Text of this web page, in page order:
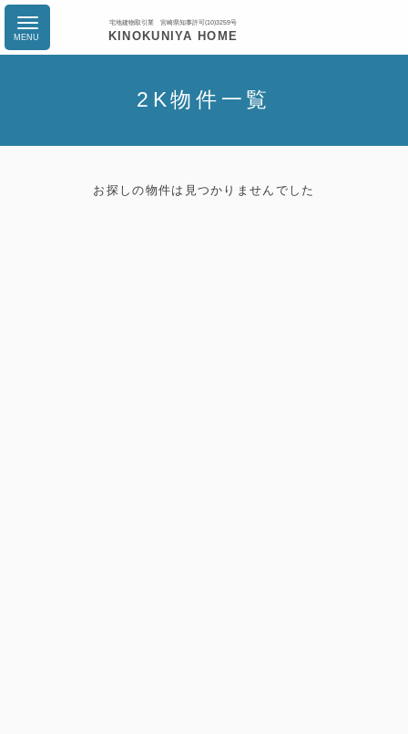
KINOKUNIYA HOME
宅地建物取引業 宮崎県知事許可(10)3259号
2K物件一覧
お探しの物件は見つかりませんでした